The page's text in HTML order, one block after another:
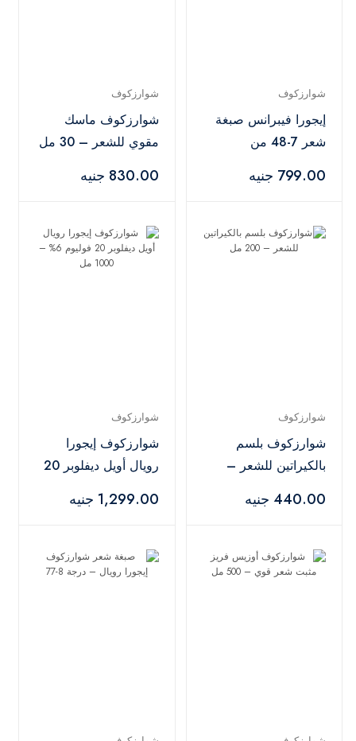
شوارزكوف
إيجورا فيبرانس صبغة
شعر 7-48 من
– 60 مل
799.00 جنيه
شوارزكوف
شوارزكوف ماسك
مقوي للشعر – 30 مل
830.00 جنيه
شوارزكوف
شوارزكوف بلسم
بالكيراتين للشعر –
440.00 جنيه
شوارزكوف
شوارزكوف إيجورا
رويال أويل ديفلوبر 20
مل
1,299.00 جنيه